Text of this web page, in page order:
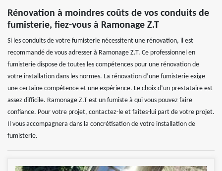
Rénovation à moindres coûts de vos conduits de
fumisterie, fiez-vous à Ramonage Z.T
Si les conduits de votre fumisterie nécessitent une rénovation, il est
recommandé de vous adresser à Ramonage Z.T. Ce professionnel en
fumisterie dispose de toutes les compétences pour une rénovation de
votre installation dans les normes. La rénovation d’une fumisterie exige
une certaine compétence et une expérience. Le choix d’un prestataire est
assez difficile. Ramonage Z.T est un fumiste à qui vous pouvez faire
confiance. Pour votre projet, contactez-le et faites-lui part de votre projet.
Il vous accompagnera dans la concrétisation de votre installation de
fumisterie.